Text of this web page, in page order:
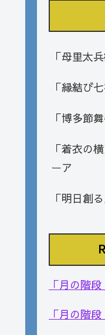
「母里太
「縁結び
「博多節
「着衣の
ーア
「明日創
「月の階
「月の階